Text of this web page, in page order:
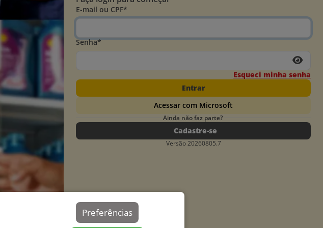
Preferências
E-mail ou CPF*
Senha*
Esqueci minha senha
Entrar
Acessar com Microsoft
Ainda não faz parte?
Cadastre-se
Versão 20260805.7